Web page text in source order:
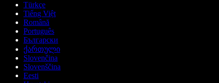
Türkçe
Tiếng Việt
Română
Português
Български
ქართული
Slovenčina
Slovenščina
Eesti